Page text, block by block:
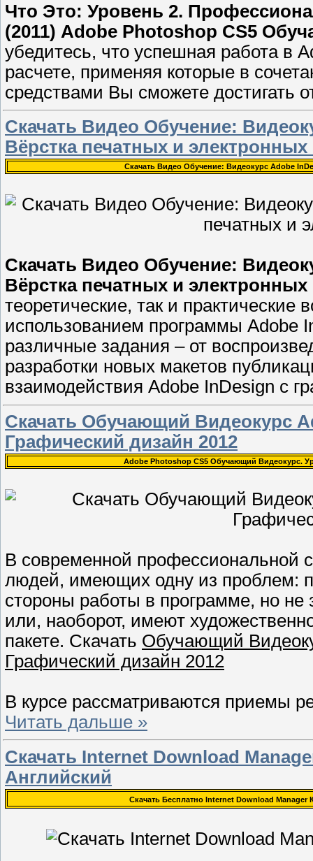
Что Это: Уровень 2.
(2011) Adobe Photoshop CS5
убедитесь, что успешная работа в
расчете, применяя которые в
средствами Вы сможете достигать
Скачать Видео Обучение:
Вёрстка печатных и
Скачать Видео Обучение: Видеокурс Adobe
Скачать Видео Обучение:
Вёрстка печатных и
теоретические, так и практические
использованием программы Adobe
различные задания – от
разработки новых макетов
взаимодействия Adobe InDesign с
Скачать Обучающий Видеокурс
Графический дизайн 2012
Adobe Photoshop CS5 Обучающий Видеокурс.
В современной профессиональной
людей, имеющих одну из проблем:
стороны работы в программе, но не
или, наоборот, имеют
пакете. Скачать Обучающий
Графический дизайн 2012
В курсе рассматриваются приемы
Читать дальше »
Скачать Internet Download
Английский
Скачать Бесплатно Internet Download Manager